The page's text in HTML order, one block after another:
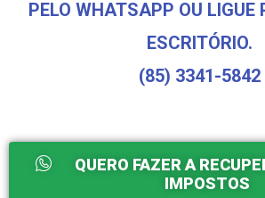
PELO WHATSAPP OU LIGUE
ESCRITÓRIO.
(85) 3341-5842
QUERO FAZER A
IMPOSTOS